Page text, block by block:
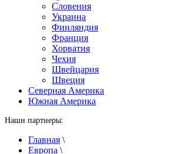
Словения
Украина
Финляндия
Франция
Хорватия
Чехия
Швейцария
Швеция
Северная Америка
Южная Америка
Наши партнеры:
Главная \
Европа \